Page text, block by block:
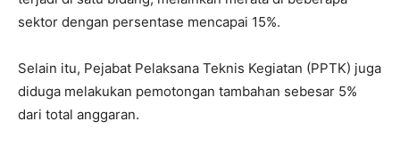
sektor dengan persentase mencapai 15%.
Selain itu, Pejabat Pelaksana Teknis Kegiatan (PPTK) juga
diduga melakukan pemotongan tambahan sebesar 5%
dari total anggaran.